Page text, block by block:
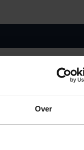
Over
16 32
€30,94